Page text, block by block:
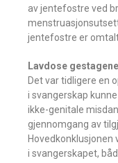
av jentefostre ved
jentefostre er
Lavdose
Det var tidligere en
i svangerskap
ikke-genitale
gjennomgang av
i svangerskapet,